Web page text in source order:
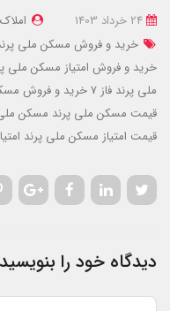
خرید و فروش مسکن ملی پرند
خرید و فروش امتیاز مسکن ملی
ملی پرند فاز 7
خرید و فروش
قیمت مسکن ملی پرند مسکن
قیمت امتیاز مسکن ملی پرند
دیدگاه خود را بنویسید